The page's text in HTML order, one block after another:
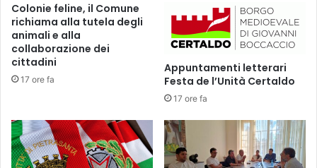
i
r
e
n
e
t
t
o
G
I
O
N
N
E
L
Colonie feline, il Comune
richiama alla tutela degli
animali e alla
collaborazione dei
cittadini
17 ore fa
Appuntamenti letterari
Festa de l’Unità Certaldo
17 ore fa